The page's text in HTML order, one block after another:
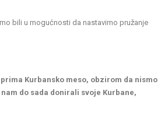
bili u mogućnosti da nastavimo pružanje
Kurbansko meso, obzirom da nismo
do sada donirali svoje Kurbane,